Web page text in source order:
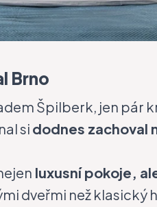
Brno
Špilberk, jen pár
l si dodnes zachoval
luxusní pokoje,
dveřmi než